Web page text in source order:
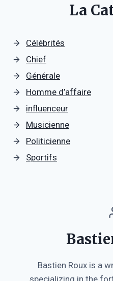
La
Célébrités
Chief
Générale
Homme d’affaire
influenceur
Musicienne
Politicienne
Sportifs
Bastien Roux is a
specializing in the